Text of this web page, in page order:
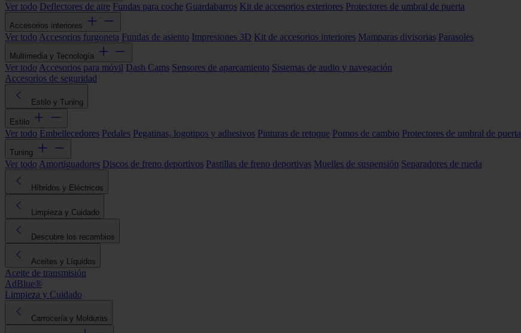
Ver todo Deflectores de aire Fundas para coche Guardabarros Kit de accesorios exteriores Protectores de umbral de puerta
Accesorios interiores
Ver todo Accesorios furgoneta Fundas de asiento Impresiones 3D Kit de accesorios interiores Mamparas divisorias Parasoles
Multimedia y Tecnología
Ver todo Accesorios para móvil Dash Cams Sensores de aparcamiento Sistemas de audio y navegación
Accesorios de seguridad
Estilo y Tuning
Estilo
Ver todo Embellecedores Pedales Pegatinas, logotipos y adhesivos Pinturas de retoque Pomos de cambio Protectores de umbral de puerta
Tuning
Ver todo Amortiguadores Discos de freno deportivos Pastillas de freno deportivas Muelles de suspensión Separadores de rueda
Híbridos y Eléctricos
Limpieza y Cuidado
Descubre los recambios
Aceites y Líquidos
Aceite de transmisión
AdBlue®
Limpieza y Cuidado
Carrocería y Molduras